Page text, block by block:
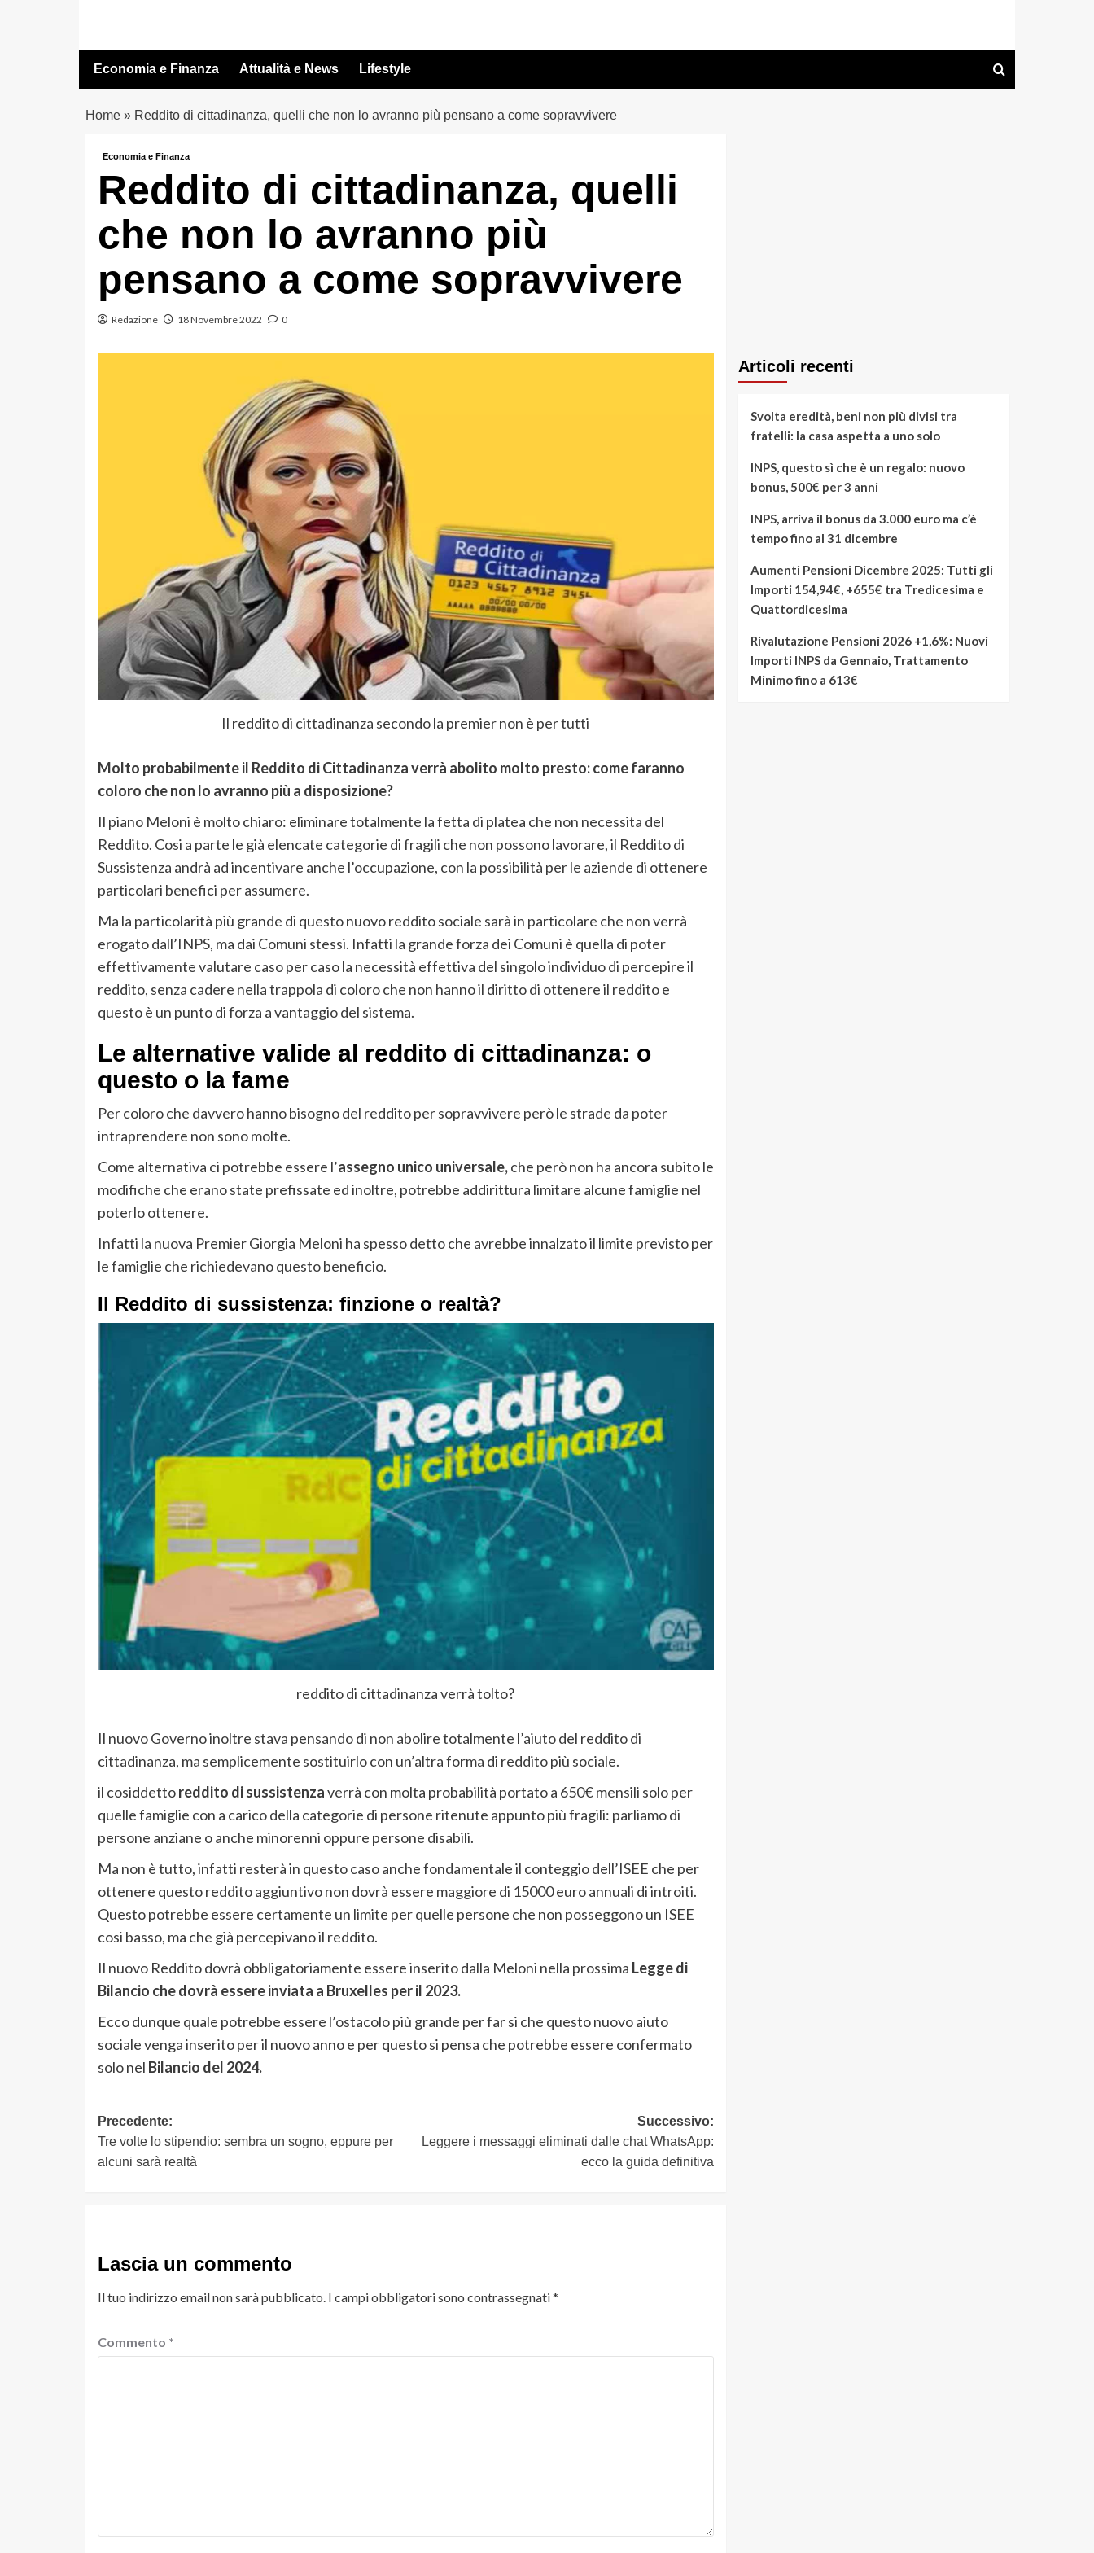
contenuto
Economia e Finanza Attualità e News Lifestyle
Home» Reddito di cittadinanza, quelli che non lo avranno più pensano a come sopravvivere
Economia e Finanza
Reddito di cittadinanza, quelli
che non lo avranno più
pensano a come sopravvivere
Redazione 18 Novembre 2022 0
Il reddito di cittadinanza secondo la premier non è per tutti
Molto probabilmente il Reddito di Cittadinanza verrà abolito molto presto: come faranno
coloro che non lo avranno più a disposizione?
Il piano Meloni è molto chiaro: eliminare totalmente la fetta di platea che non necessita del
Reddito. Cosi a parte le già elencate categorie di fragili che non possono lavorare, il Reddito di
Sussistenza andrà ad incentivare anche l’occupazione, con la possibilità per le aziende di ottenere
particolari benefici per assumere.
Ma la particolarità più grande di questo nuovo reddito sociale sarà in particolare che non verrà
erogato dall’INPS, ma dai Comuni stessi. Infatti la grande forza dei Comuni è quella di poter
effettivamente valutare caso per caso la necessità effettiva del singolo individuo di percepire il
reddito, senza cadere nella trappola di coloro che non hanno il diritto di ottenere il reddito e
questo è un punto di forza a vantaggio del sistema.
Le alternative valide al reddito di cittadinanza: o
questo o la fame
Per coloro che davvero hanno bisogno del reddito per sopravvivere però le strade da poter
intraprendere non sono molte.
Come alternativa ci potrebbe essere l’assegno unico universale,che però non ha ancora subito le
modifiche che erano state prefissate ed inoltre, potrebbe addirittura limitare alcune famiglie nel
poterlo ottenere.
Infatti la nuova Premier Giorgia Meloni ha spesso detto che avrebbe innalzato il limite previsto per
le famiglie che richiedevano questo beneficio.
Il Reddito di sussistenza: finzione o realtà?
reddito di cittadinanza verrà tolto?
Il nuovo Governo inoltre stava pensando di non abolire totalmente l’aiuto del reddito di
cittadinanza, ma semplicemente sostituirlo con un’altra forma di reddito più sociale.
il cosiddettoreddito di sussistenzaverrà con molta probabilità portato a 650€ mensili solo per
quelle famiglie con a carico della categorie di persone ritenute appunto più fragili: parliamo di
persone anziane o anche minorenni oppure persone disabili.
Ma non è tutto, infatti resterà in questo caso anche fondamentale il conteggio dell’ISEE che per
ottenere questo reddito aggiuntivo non dovrà essere maggiore di 15000 euro annuali di introiti.
Questo potrebbe essere certamente un limite per quelle persone che non posseggono un ISEE
cosi basso, ma che già percepivano il reddito.
Il nuovo Reddito dovrà obbligatoriamente essere inserito dalla Meloni nella prossima Legge di
Bilancio che dovrà essere inviata a Bruxelles per il 2023.
Ecco dunque quale potrebbe essere l’ostacolo più grande per far si che questo nuovo aiuto
sociale venga inserito per il nuovo anno e per questo si pensa che potrebbe essere confermato
solo nel Bilancio del 2024.
Navigazione
articolo
Precedente:
Tre volte lo stipendio: sembra un sogno, eppure per
alcuni sarà realtà
Successivo:
Leggere i messaggi eliminati dalle chat WhatsApp:
ecco la guida definitiva
Lascia un commento
Il tuo indirizzo email non sarà pubblicato. I campi obbligatori sono contrassegnati*
Commento *
Articoli recenti
Svolta eredità, beni non più divisi tra
fratelli: la casa aspetta a uno solo
INPS, questo sì che è un regalo: nuovo
bonus, 500€ per 3 anni
INPS, arriva il bonus da 3.000 euro ma c’è
tempo fino al 31 dicembre
Aumenti Pensioni Dicembre 2025: Tutti gli
Importi 154,94€, +655€ tra Tredicesima e
Quattordicesima
Rivalutazione Pensioni 2026 +1,6%: Nuovi
Importi INPS da Gennaio, Trattamento
Minimo fino a 613€